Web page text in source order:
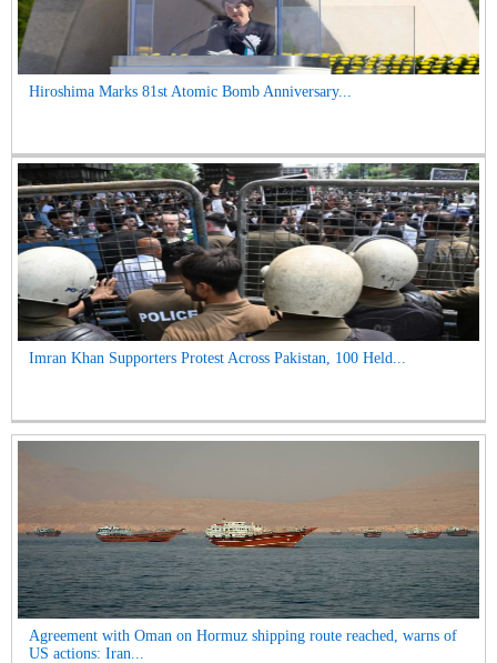
Hiroshima Marks 81st Atomic Bomb Anniversary...
Imran Khan Supporters Protest Across Pakistan, 100 Held...
Agreement with Oman on Hormuz shipping route reached, warns of
US actions: Iran...